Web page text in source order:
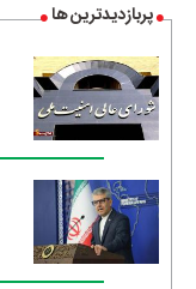
پربازدیدترین ها